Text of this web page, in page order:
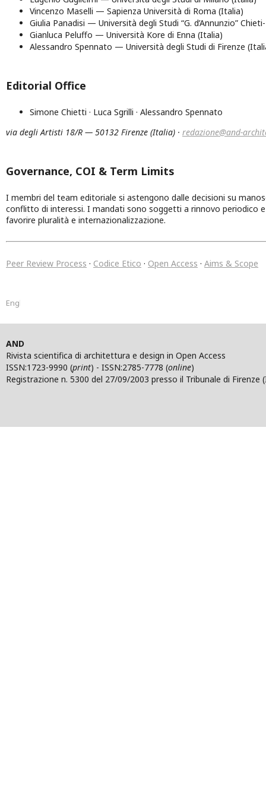
Vincenzo Maselli — Sapienza Università di Roma (Italia)
Giulia Panadisi — Università degli Studi “G. d’Annunzio”
Gianluca Peluffo — Università Kore di Enna (Italia)
Alessandro Spennato — Università degli Studi di Firenze
Editorial Office
Simone Chietti · Luca Sgrilli · Alessandro Spennato
via degli Artisti 18/R — 50132 Firenze (Italia) · redazione@and-
Governance, COI & Term Limits
I membri del team editoriale si astengono dalle decisioni su
conflitto di interessi. I mandati sono soggetti a rinnovo periodico
favorire pluralità e internazionalizzazione.
Peer Review Process · Codice Etico · Open Access · Aims & Scope
English
AND
Rivista scientifica di architettura e design in Open Access
ISSN:1723-9990 (print) - ISSN:2785-7778 (online)
Registrazione n. 5300 del 27/09/2003 presso il Tribunale di Firenze